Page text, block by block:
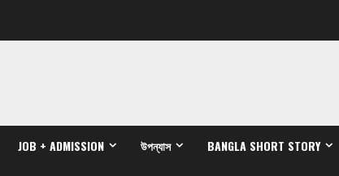
JOB + ADMISSION উপন্যাস BANGLA SHORT STORY